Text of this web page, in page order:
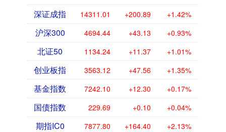
深证成指 14311.01 +200.89 +1.42%
沪深300 4694.44 +43.13 +0.93%
北证50 1134.24 +11.37 +1.01%
创业板指 3563.12 +47.56 +1.35%
基金指数 7242.10 +12.30 +0.17%
国债指数 229.69 +0.10 +0.04%
期指IC0 7877.80 +164.40 +2.13%